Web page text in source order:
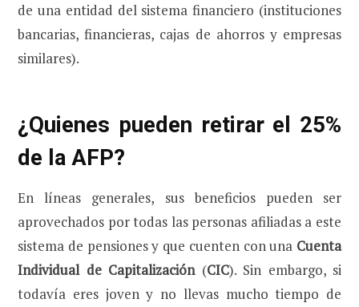
de una entidad del sistema financiero (instituciones
bancarias, financieras, cajas de ahorros y empresas
similares).
¿Quienes pueden retirar el 25%
de la AFP?
En líneas generales, sus beneficios pueden ser
aprovechados por todas las personas afiliadas a este
sistema de pensiones y que cuenten con una Cuenta
Individual de Capitalización(CIC). Sin embargo, si
todavía eres joven y no llevas mucho tiempo de